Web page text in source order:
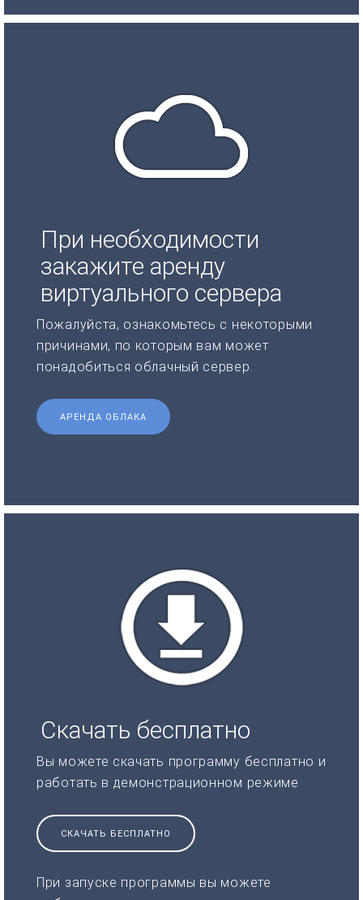
При необходимости
закажите аренду
виртуального сервера
Пожалуйста, ознакомьтесь с некоторыми
причинами, по которым вам может
понадобиться облачный сервер.
АРЕНДА ОБЛАКА
Скачать бесплатно
Вы можете скачать программу бесплатно и
работать в демонстрационном режиме
СКАЧАТЬ БЕСПЛАТНО
При запуске программы вы можете